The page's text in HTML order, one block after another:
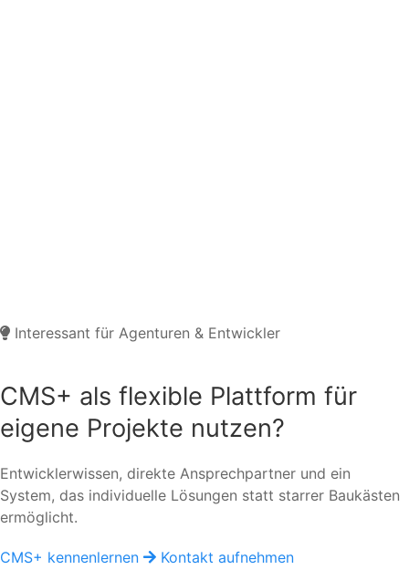
Interessant für Agenturen & Entwickler
CMS+ als flexible Plattform für
eigene Projekte nutzen?
Entwicklerwissen, direkte Ansprechpartner und ein
System, das individuelle Lösungen statt starrer Baukästen
ermöglicht.
CMS+ kennenlernen Kontakt aufnehmen